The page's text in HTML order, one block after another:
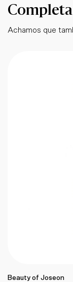
Achamos que
Beauty of Joseon